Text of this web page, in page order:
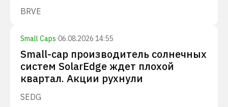
BRVE
Small Caps·06.08.2026 14:55
Small-cap производитель солнечных
систем SolarEdge ждет плохой
квартал. Акции рухнули
SEDG